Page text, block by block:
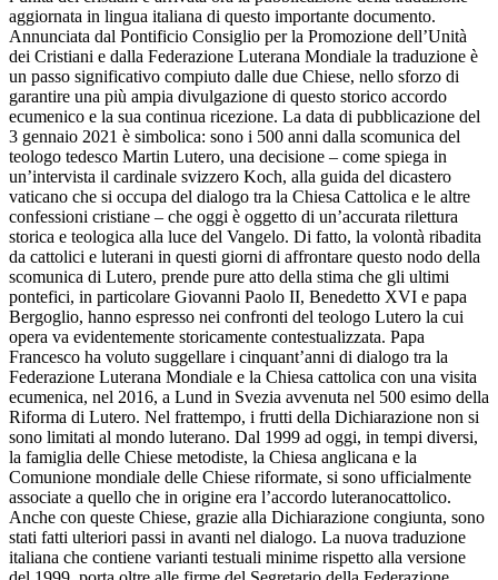
aggiornata in lingua italiana di questo importante documento.
Annunciata dal Pontificio Consiglio per la Promozione dell’Unità
dei Cristiani e dalla Federazione Luterana Mondiale la traduzione è
un passo significativo compiuto dalle due Chiese, nello sforzo di
garantire una più ampia divulgazione di questo storico accordo
ecumenico e la sua continua ricezione. La data di pubblicazione del
3 gennaio 2021 è simbolica: sono i 500 anni dalla scomunica del
teologo tedesco Martin Lutero, una decisione – come spiega in
un’intervista il cardinale svizzero Koch, alla guida del dicastero
vaticano che si occupa del dialogo tra la Chiesa Cattolica e le altre
confessioni cristiane – che oggi è oggetto di un’accurata rilettura
storica e teologica alla luce del Vangelo. Di fatto, la volontà ribadita
da cattolici e luterani in questi giorni di affrontare questo nodo della
scomunica di Lutero, prende pure atto della stima che gli ultimi
pontefici, in particolare Giovanni Paolo II, Benedetto XVI e papa
Bergoglio, hanno espresso nei confronti del teologo Lutero la cui
opera va evidentemente storicamente contestualizzata. Papa
Francesco ha voluto suggellare i cinquant’anni di dialogo tra la
Federazione Luterana Mondiale e la Chiesa cattolica con una visita
ecumenica, nel 2016, a Lund in Svezia avvenuta nel 500 esimo della
Riforma di Lutero. Nel frattempo, i frutti della Dichiarazione non si
sono limitati al mondo luterano. Dal 1999 ad oggi, in tempi diversi,
la famiglia delle Chiese metodiste, la Chiesa anglicana e la
Comunione mondiale delle Chiese riformate, si sono ufficialmente
associate a quello che in origine era l’accordo luteranocattolico.
Anche con queste Chiese, grazie alla Dichiarazione congiunta, sono
stati fatti ulteriori passi in avanti nel dialogo. La nuova traduzione
italiana che contiene varianti testuali minime rispetto alla versione